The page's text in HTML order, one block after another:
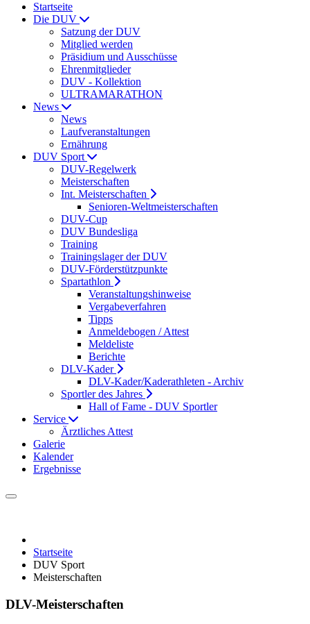
Startseite
Die DUV
Satzung der DUV
Mitglied werden
Präsidium und Ausschüsse
Ehrenmitglieder
DUV - Kollektion
ULTRAMARATHON
News
News
Laufveranstaltungen
Ernährung
DUV Sport
DUV-Regelwerk
Meisterschaften
Int. Meisterschaften
Senioren-Weltmeisterschaften
DUV-Cup
DUV Bundesliga
Training
Trainingslager der DUV
DUV-Förderstützpunkte
Spartathlon
Veranstaltungshinweise
Vergabeverfahren
Tipps
Anmeldebogen / Attest
Meldeliste
Berichte
DLV-Kader
DLV-Kader/Kaderathleten - Archiv
Sportler des Jahres
Hall of Fame - DUV Sportler
Service
Ärztliches Attest
Galerie
Kalender
Ergebnisse
Startseite
DUV Sport
Meisterschaften
DLV-Meisterschaften